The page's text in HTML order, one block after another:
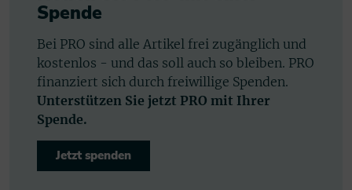
Spende
Bei PRO sind alle Artikel frei zugänglich und
kostenlos - und das soll auch so bleiben. PRO
finanziert sich durch freiwillige Spenden.
Unterstützen Sie jetzt PRO mit Ihrer
Spende.
Jetzt spenden